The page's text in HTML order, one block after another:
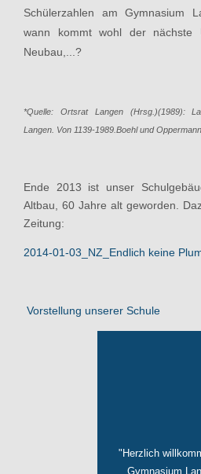
Schülerzahlen am Gymnasium
wann kommt wohl der nächste
Neubau,...?
*Quelle: Ortsrat Langen (Hrsg.)(1989):
Langen. Von 1139-1989.Boehl und
Ende 2013 ist unser
Altbau, 60 Jahre alt geworden.
Zeitung:
2014-01-03_NZ_Endlich keine
Vorstellung unserer Schule
"Herzlich
Gymnasium